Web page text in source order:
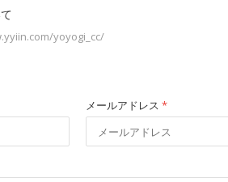
yoyogi_cc/
メールアドレス*